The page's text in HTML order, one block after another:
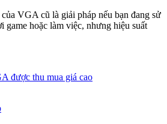
VGA cũ là giải pháp nếu bạn đang sử
game hoặc làm việc, nhưng hiệu suất